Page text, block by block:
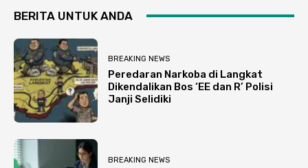
BERITA UNTUK ANDA
BREAKING NEWS
Peredaran Narkoba di Langkat
Dikendalikan Bos ‘EE dan R’ Polisi
Janji Selidiki
BREAKING NEWS